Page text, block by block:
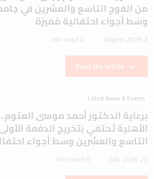
من الفوج التاسع والعشرين في
وسَط أجواء احتفالية مُميزة
2 August 2026
0 min read
Read the article
Latest News & Events
برعاية الدكتور أحمد موسى
الأهلية تَحتفي بتخريج الدفعة
التاسع والعشرين وسط أجواء
29 July 2026
0 min read